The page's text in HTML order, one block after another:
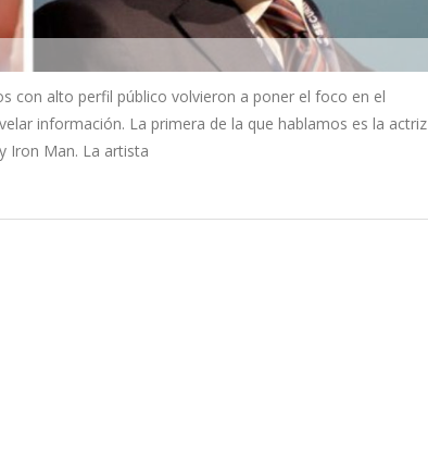
con alto perfil público volvieron a poner el foco en el
información. La primera de la que hablamos es la actriz
Iron Man. La artista